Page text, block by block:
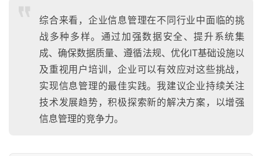
综合来看，企业信息管理在不同行业中面临的挑
战多种多样。通过加强数据安全、提升系统集
成、确保数据质量、遵循法规、优化IT基础设施以
及重视用户培训，企业可以有效应对这些挑战，
实现信息管理的最佳实践。我建议企业持续关注
技术发展趋势，积极探索新的解决方案，以增强
信息管理的竞争力。